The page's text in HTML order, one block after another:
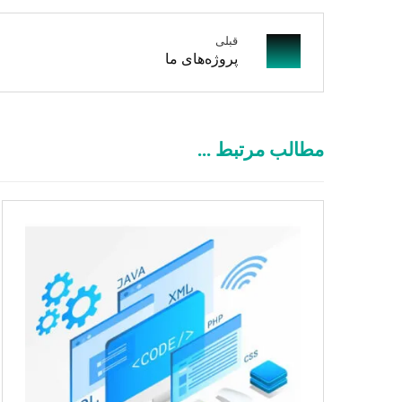
قبلی
پروژه‌های ما
مطالب مرتبط ...